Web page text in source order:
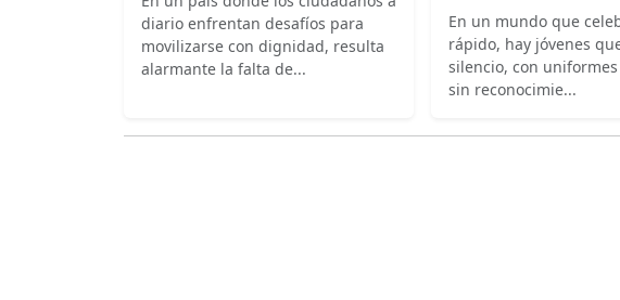
diario enfrentan desafíos para
movilizarse con dignidad, resulta
alarmante la falta de...
En un mundo que
rápido, hay jóvenes
silencio, con
sin reconocimie...